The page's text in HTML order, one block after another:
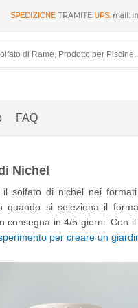
SPEDIZIONE TRAMITE UPS. mail:
FAQ
Nichel
il solfato di nichel nei
quando si seleziona il
consegna in 4/5 giorni. Con
per creare un